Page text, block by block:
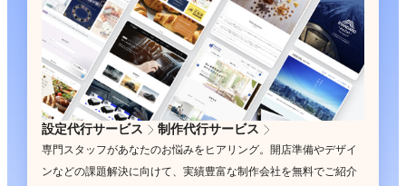
設定代行サービス 制作代行サービス
専門スタッフがあなたのお悩みをヒアリング。開店準備やデザイ
ンなどの課題解決に向けて、実績豊富な制作会社を無料でご紹介